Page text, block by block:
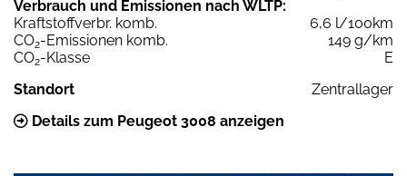
Verbrauch und Emissionen nach WLTP:
Kraftstoffverbr. komb.
6,6 l/100km
CO2-Emissionen komb.
149 g/km
CO2-Klasse
E
Standort
Zentrallager
Details zum Peugeot 3008 anzeigen